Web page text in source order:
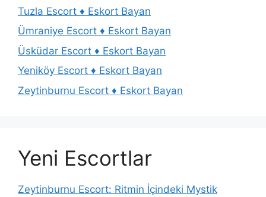
Tuzla Escort ♦️ Eskort Bayan
Ümraniye Escort ♦️ Eskort Bayan
Üsküdar Escort ♦️ Eskort Bayan
Yeniköy Escort ♦️ Eskort Bayan
Zeytinburnu Escort ♦️ Eskort Bayan
Yeni Escortlar
Zeytinburnu Escort: Ritmin İçindeki Mystik